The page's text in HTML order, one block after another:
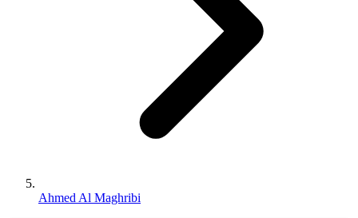
Ahmed Al Maghribi